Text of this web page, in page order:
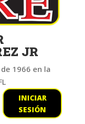
JR
1966 en la
INICIAR
SESIÓN